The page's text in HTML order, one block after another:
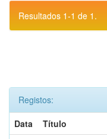
Resultados 1-1 de 1.
Registos:
Data
Título